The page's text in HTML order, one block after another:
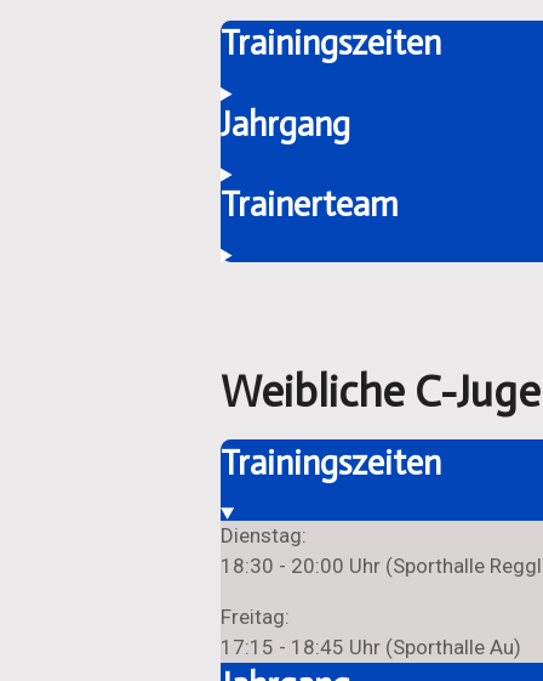
Trainingszeiten
Jahrgang
Trainerteam
Weibliche C-
Trainingszeiten
Dienstag:
18:30 - 20:00 Uhr (Sporthalle
Freitag:
17:15 - 18:45 Uhr (Sporthalle Au)